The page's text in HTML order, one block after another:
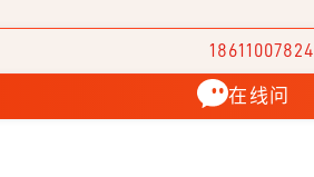
18611007824
在线问